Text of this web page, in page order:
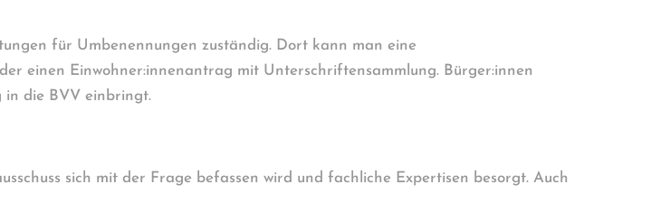
für Umbenennungen zuständig. Dort kann man eine
einen Einwohner:innenantrag mit Unterschriftensammlung. Bürger:innen
in die BVV einbringt.
sich mit der Frage befassen wird und fachliche Expertisen besorgt. Auch